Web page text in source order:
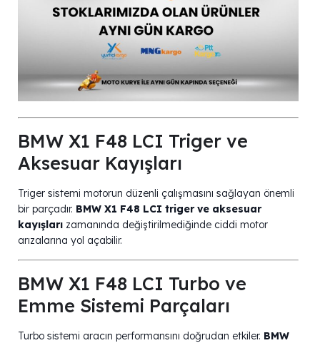
BMW X1 F48 LCI Triger ve
Aksesuar Kayışları
Triger sistemi motorun düzenli çalışmasını sağlayan önemli
bir parçadır. BMW X1 F48 LCI triger ve aksesuar
kayışları zamanında değiştirilmediğinde ciddi motor
arızalarına yol açabilir.
BMW X1 F48 LCI Turbo ve
Emme Sistemi Parçaları
Turbo sistemi aracın performansını doğrudan etkiler. BMW